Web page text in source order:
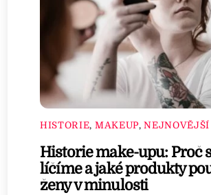
HISTORIE, MAKEUP,
Historie make-upu: Proč
líčíme a jaké produkty
ženy v minulosti